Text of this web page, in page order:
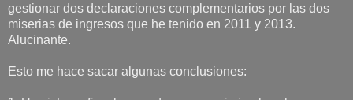
gestionar dos declaraciones complementarios por las dos
miserias de ingresos que he tenido en 2011 y 2013.
Alucinante.
Esto me hace sacar algunas conclusiones: